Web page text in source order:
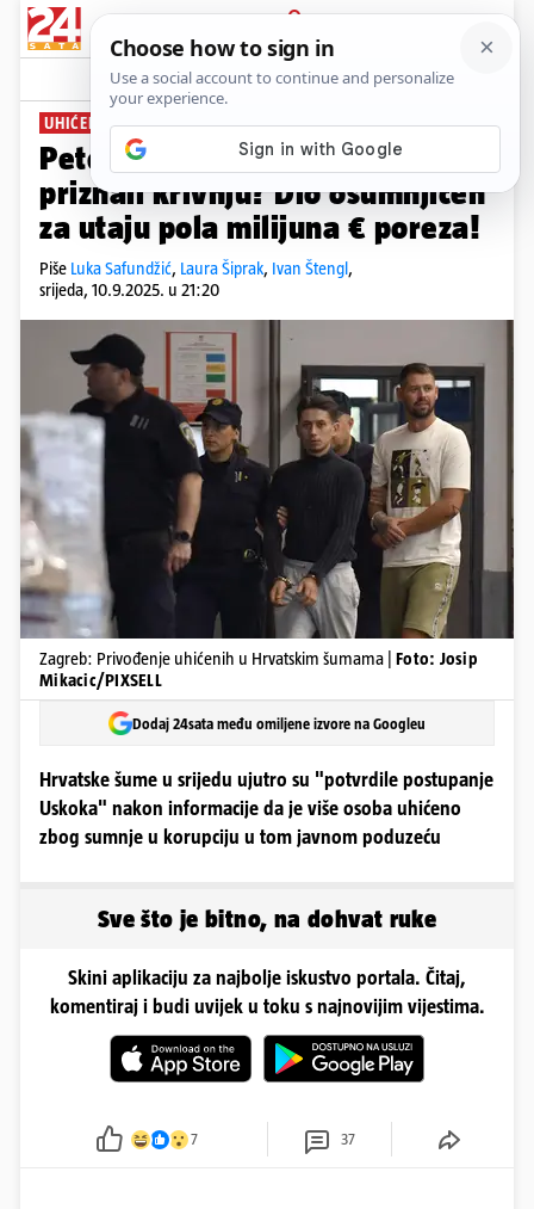
PRIJAVA
News Komentari
UHIĆENJA U DRVNOJ INDUSTRIJI
Petero uhićenih u novoj aferi su
priznali krivnju? Dio osumnjičen
za utaju pola milijuna € poreza!
Piše Luka Safundžić, Laura Šiprak, Ivan Štengl,
srijeda, 10.9.2025. u 21:20
Zagreb: Privođenje uhićenih u Hrvatskim šumama | Foto: Josip
Mikacic/PIXSELL
Dodaj 24sata među omiljene izvore na Googleu
Hrvatske šume u srijedu ujutro su "potvrdile postupanje
Uskoka" nakon informacije da je više osoba uhićeno
zbog sumnje u korupciju u tom javnom poduzeću
Sve što je bitno, na dohvat ruke
Skini aplikaciju za najbolje iskustvo portala. Čitaj,
komentiraj i budi uvijek u toku s najnovijim vijestima.
7 37